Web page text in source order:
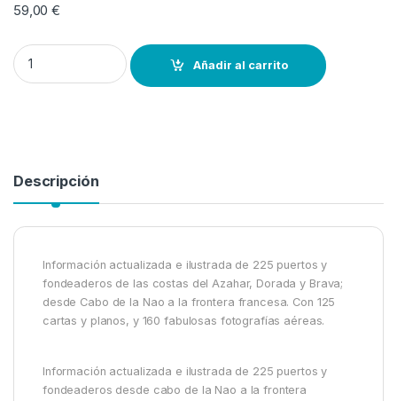
59,00€
.Guia Navegación IMRAY -"Costas del Azahar Dorada y Brava” (
Añadir al carrito
Descripción
Información actualizada e ilustrada de 225 puertos y
fondeaderos de las costas del Azahar, Dorada y Brava;
desde Cabo de la Nao a la frontera francesa. Con 125
cartas y planos, y 160 fabulosas fotografías aéreas.
Información actualizada e ilustrada de 225 puertos y
fondeaderos desde cabo de la Nao a la frontera